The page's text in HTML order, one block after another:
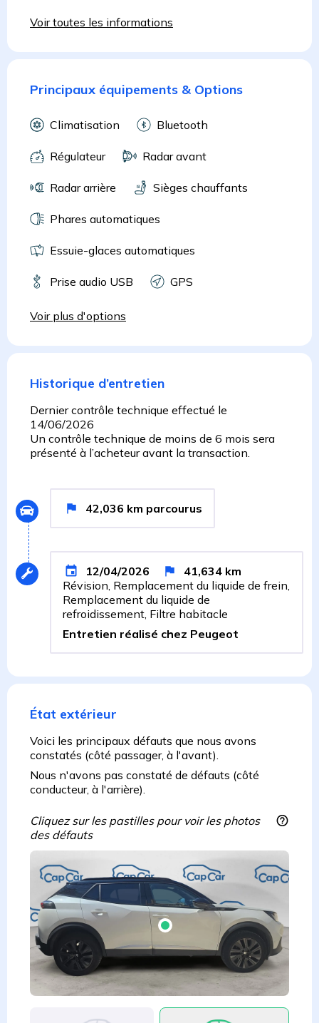
Voir toutes les informations
Principaux équipements & Options
Climatisation Bluetooth
Régulateur Radar avant
Radar arrière Sièges chauffants
Phares automatiques
Essuie-glaces automatiques
Prise audio USB GPS
Voir plus d'options
Historique d’entretien
Dernier contrôle technique effectué le
14/06/2026
Un contrôle technique de moins de 6 mois sera
présenté à l’acheteur avant la transaction.
42,036 km parcourus
12/04/2026 41,634 km
Révision, Remplacement du liquide de frein,
Remplacement du liquide de
refroidissement, Filtre habitacle
Entretien réalisé chez Peugeot
État extérieur
Voici les principaux défauts que nous avons
constatés (côté passager, à l'avant).
Nous n'avons pas constaté de défauts (côté
conducteur, à l'arrière).
Cliquez sur les pastilles pour voir les photos
des défauts